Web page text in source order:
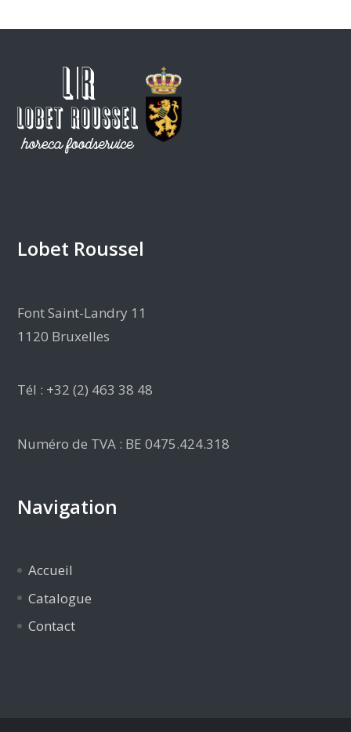
Lobet Roussel
Font Saint-Landry 11
1120 Bruxelles
Tél : +32 (2) 463 38 48
Numéro de TVA : BE 0475.424.318
Navigation
Accueil
Catalogue
Contact